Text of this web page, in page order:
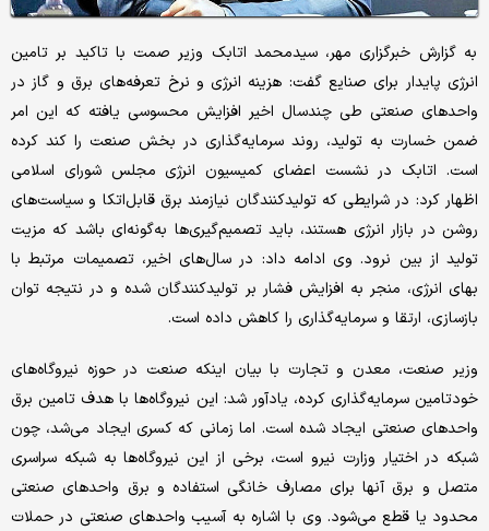
به گزارش خبرگزاری مهر، سیدمحمد اتابک وزیر صمت با تاکید بر تامین
انرژی پایدار برای صنایع گفت: هزینه انرژی و نرخ تعرفه‌های برق و گاز در
واحدهای صنعتی طی چندسال اخیر افزایش محسوسی یافته که این امر
ضمن خسارت به تولید، روند سرمایه‌گذاری در بخش صنعت را کند کرده
است. اتابک در نشست اعضای کمیسیون انرژی مجلس شورای اسلامی
اظهار کرد: در شرایطی که تولیدکنندگان نیازمند برق قابل‌اتکا و سیاست‌های
روشن در بازار انرژی هستند، باید تصمیم‌گیری‌ها به‌گونه‌ای باشد که مزیت
تولید از بین نرود. وی ادامه داد: در سال‌های اخیر، تصمیمات مرتبط با
بهای انرژی، منجر به افزایش فشار بر تولیدکنندگان شده و در نتیجه توان
بازسازی، ارتقا و سرمایه‌گذاری را کاهش داده است.
وزیر صنعت، معدن و تجارت با بیان اینکه صنعت در حوزه نیروگاه‌های
خودتامین سرمایه‌گذاری کرده، یادآور شد: این نیروگاه‌ها با هدف تامین برق
واحدهای صنعتی ایجاد شده است. اما زمانی که کسری ایجاد می‌شد، چون
شبکه در اختیار وزارت نیرو است، برخی از این نیروگاه‌ها به شبکه سراسری
متصل و برق آنها برای مصارف خانگی استفاده و برق واحدهای صنعتی
محدود یا قطع می‌شود. وی با اشاره به آسیب واحدهای صنعتی در حملات